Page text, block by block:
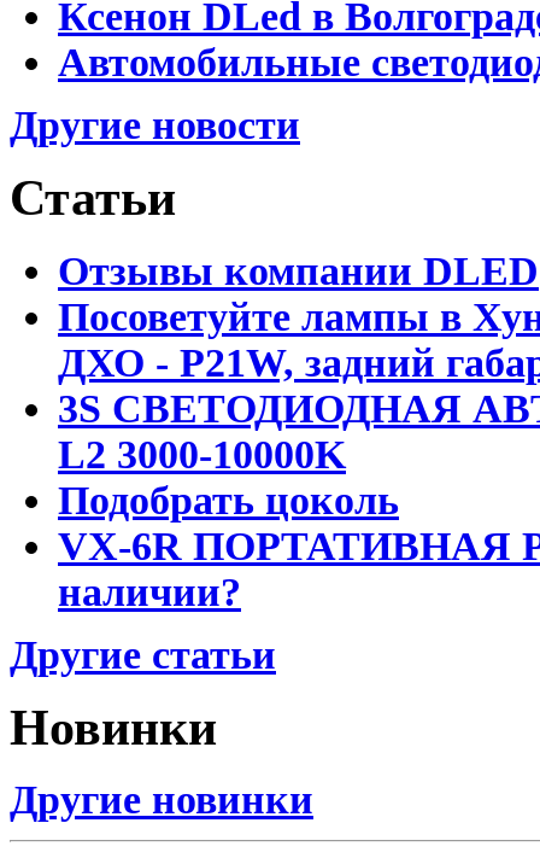
Ксенон DLed в
Автомобильные
Другие новости
Статьи
Отзывы компании DLED
Посоветуйте лампы в
ДХО - P21W, задний
3S СВЕТОДИОДНАЯ
L2 3000-10000K
Подобрать цоколь
VX-6R ПОРТАТИВНАЯ
наличии?
Другие статьи
Новинки
Другие новинки